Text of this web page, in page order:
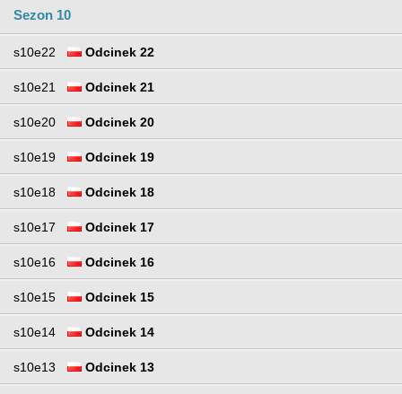
Sezon 10
s10e22 Odcinek 22
s10e21 Odcinek 21
s10e20 Odcinek 20
s10e19 Odcinek 19
s10e18 Odcinek 18
s10e17 Odcinek 17
s10e16 Odcinek 16
s10e15 Odcinek 15
s10e14 Odcinek 14
s10e13 Odcinek 13